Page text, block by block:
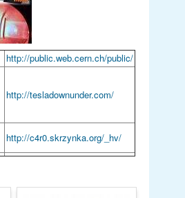
http://public.web.cern.ch/public/
http://tesladownunder.com/
http://c4r0.skrzynka.org/_hv/